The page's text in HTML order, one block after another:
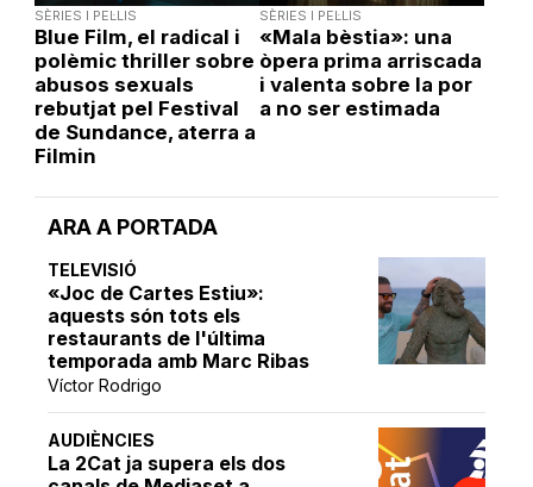
ARA A PORTADA
TELEVISIÓ
«Joc de Cartes Estiu»:
aquests són tots els
restaurants de l'última
temporada amb Marc Ribas
Víctor Rodrigo
AUDIÈNCIES
La 2Cat ja supera els dos
SÈRIES I PEL·LIS
Blue Film, el radical i
polèmic thriller sobre
abusos sexuals
rebutjat pel Festival
de Sundance, aterra a
Filmin
SÈRIES I PEL·LIS
«Mala bèstia»: una
òpera prima arriscada
i valenta sobre la por
a no ser estimada